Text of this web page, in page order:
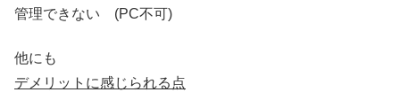
管理できない (PC不可)
他にも
デメリットに感じられる点